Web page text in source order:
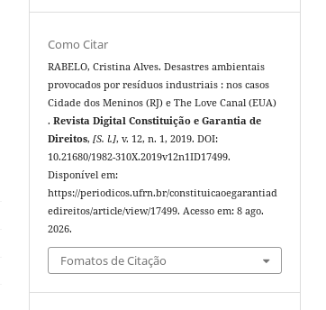
Como Citar
RABELO, Cristina Alves. Desastres ambientais
provocados por resíduos industriais : nos casos
Cidade dos Meninos (RJ) e The Love Canal (EUA)
.Revista Digital Constituição e Garantia de
Direitos,[S. l.], v. 12, n. 1, 2019. DOI:
10.21680/1982-310X.2019v12n1ID17499.
Disponível em:
https://periodicos.ufrn.br/constituicaoegarantiad
edireitos/article/view/17499. Acesso em: 8 ago.
2026.
Fomatos de Citação